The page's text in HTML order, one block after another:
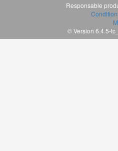
Responsable
© Version 6.4.5-